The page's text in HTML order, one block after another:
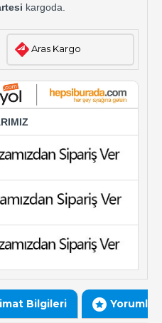
kargoda.
Aras Kargo
Bilgileri Yorumlar